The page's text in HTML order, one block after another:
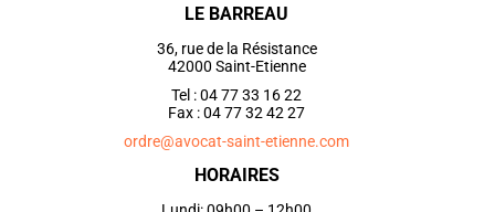
LE BARREAU
36, rue de la Résistance
42000 Saint-Etienne
Tel : 04 77 33 16 22
Fax : 04 77 32 42 27
ordre@avocat-saint-etienne.com
HORAIRES